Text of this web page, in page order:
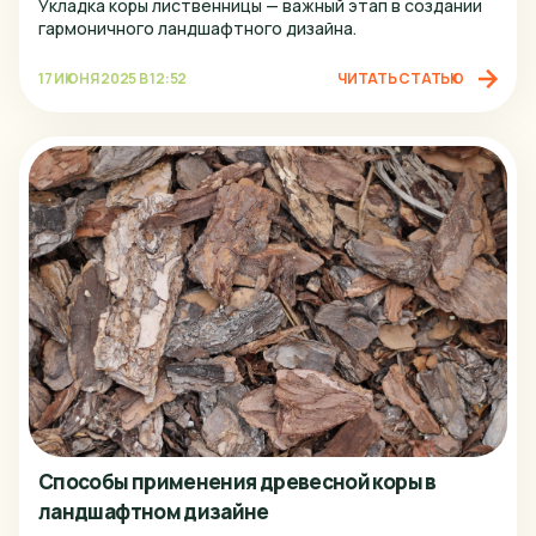
Укладка коры лиственницы — важный этап в создании
гармоничного ландшафтного дизайна.
17 ИЮНЯ 2025 В 12:52 ЧИТАТЬ СТАТЬЮ
Способы применения древесной коры в
ландшафтном дизайне
Пенза
Пермь
Ростов-на-Дону
Рязань
Самара
Санкт-Петербург
Саранск
Саратов
Сочи
Ставрополь
Старый Оскол